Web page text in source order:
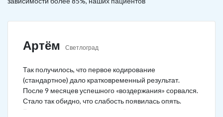
Артём Светлоград
Так получилось, что первое кодирование
(стандартное) дало кратковременный результат.
После 9 месяцев успешного «воздержания» сорвался.
Стало так обидно, что слабость появилась опять.
Решил не затягивать, и опять обратился в клинику.